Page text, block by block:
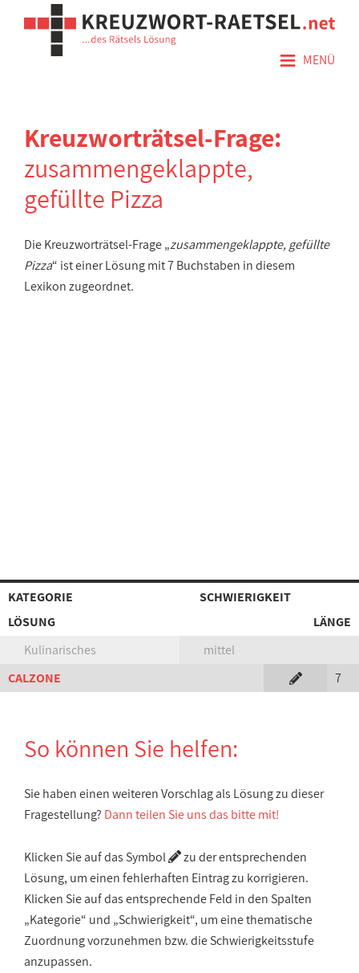
≡ MENÜ
Kreuzworträtsel-Frage:
zusammengeklappte,
gefüllte Pizza
Die Kreuzworträtsel-Frage „zusammengeklappte, gefüllte
Pizza“ ist einer Lösung mit 7 Buchstaben in diesem
Lexikon zugeordnet.
KATEGORIE
SCHWIERIGKEIT
LÖSUNG
LÄNGE
Kulinarisches
mittel
CALZONE
7
So können Sie helfen:
Sie haben einen weiteren Vorschlag als Lösung zu dieser
Fragestellung? Dann teilen Sie uns das bitte mit!
Klicken Sie auf das Symbol
zu der entsprechenden
Lösung, um einen fehlerhaften Eintrag zu korrigieren.
Klicken Sie auf das entsprechende Feld in den Spalten
„Kategorie“ und „Schwierigkeit“, um eine thematische
Zuordnung vorzunehmen bzw. die Schwierigkeitsstufe
anzupassen.